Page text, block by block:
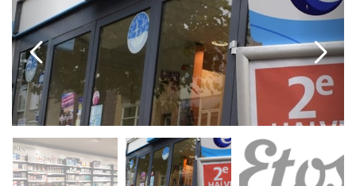
Parkeren in Doetinchem
Openbaar vervoer
Gratis Shuttle
FAQ